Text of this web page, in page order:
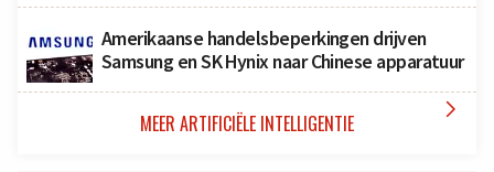
Amerikaanse handelsbeperkingen drijven
Samsung en SK Hynix naar Chinese apparatuur
MEER ARTIFICIËLE INTELLIGENTIE 